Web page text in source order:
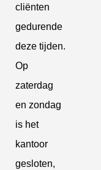
cliënten
gedurende
deze tijden.
Op
zaterdag
en zondag
is het
kantoor
gesloten,